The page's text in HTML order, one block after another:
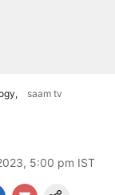
saam tv
5:00 pm IST